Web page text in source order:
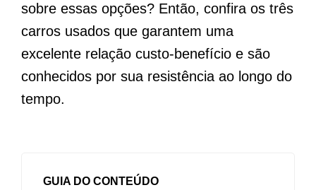
sobre essas opções? Então, confira os três
carros usados ​​que garantem uma
excelente relação custo-benefício e são
conhecidos por sua resistência ao longo do
tempo.
GUIA DO CONTEÚDO